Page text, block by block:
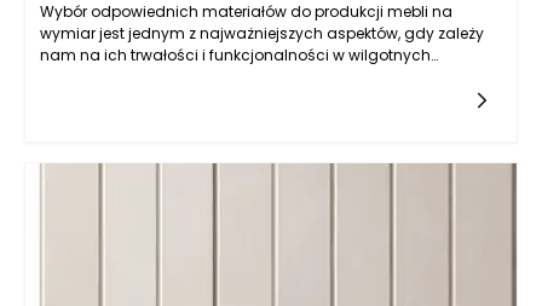
Wybór odpowiednich materiałów do produkcji mebli na
wymiar jest jednym z najważniejszych aspektów, gdy zależy
nam na ich trwałości i funkcjonalności w wilgotnych
sklejka wodoodporna. Istotne jest, aby materiał miał